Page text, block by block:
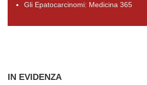
Gli Epatocarcinomi: Medicina 365
IN EVIDENZA